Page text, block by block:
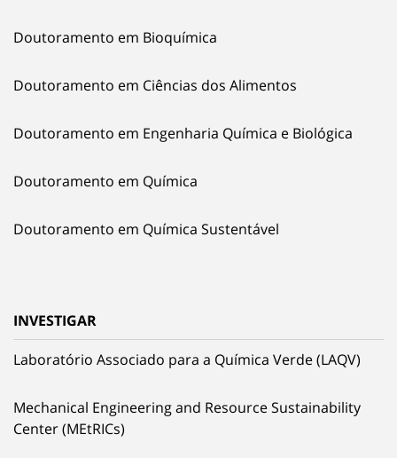
Doutoramento em Bioquímica
Doutoramento em Ciências dos Alimentos
Doutoramento em Engenharia Química e Biológica
Doutoramento em Química
Doutoramento em Química Sustentável
INVESTIGAR
Laboratório Associado para a Química Verde (LAQV)
Mechanical Engineering and Resource Sustainability
Center (MEtRICs)